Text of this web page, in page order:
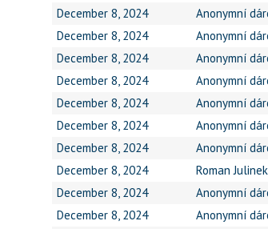
December 8, 2024
Anonymní
December 8, 2024
Anonymní
December 8, 2024
Anonymní
December 8, 2024
Anonymní
December 8, 2024
Anonymní
December 8, 2024
Anonymní
December 8, 2024
Anonymní
December 8, 2024
Roman Julinek
December 8, 2024
Anonymní
December 8, 2024
Anonymní